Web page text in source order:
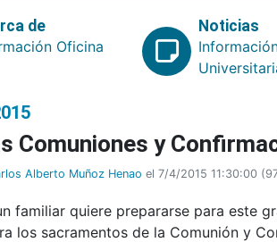
de
Oficina
Noticias
Comuniones y
Alberto Muñoz Henao el 7/4/2015 11:30:00 (
familiar quiere prepararse para este
los sacramentos de la Comunión y